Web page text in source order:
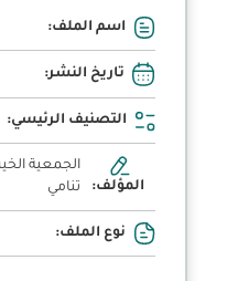
اسم الملف:
تاريخ النشر:
التصنيف الرئيسي:
المؤلف:
الجمعية
تنامي
نوع الملف: